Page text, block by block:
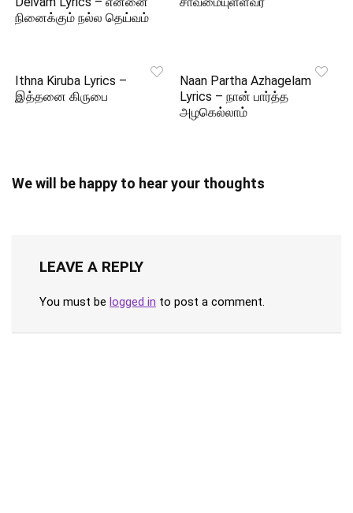
நினைக்கும் நல்ல தெய்வம்
Ithna Kiruba Lyrics –
இத்தனை கிருபை
Naan Partha Azhagelam
Lyrics – நான் பார்த்த
அழகெல்லாம்
We will be happy to hear your thoughts
LEAVE A REPLY
You must be logged in to post a comment.